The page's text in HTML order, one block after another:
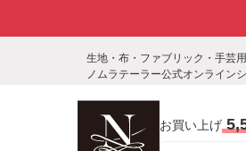
生地・布・ファブリック・手芸
ノムラテーラー公式オンライン
お買い上げ